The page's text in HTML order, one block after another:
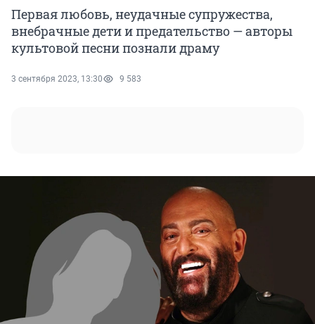
Первая любовь, неудачные супружества,
внебрачные дети и предательство — авторы
культовой песни познали драму
3 сентября 2023, 13:30 9 583